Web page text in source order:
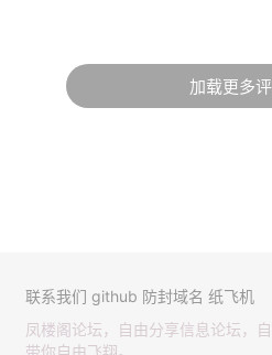
加载更多
联系我们 github 防封域名 纸飞机
凤楼阁论坛，自由分享信息论坛，
带你自由飞翔。